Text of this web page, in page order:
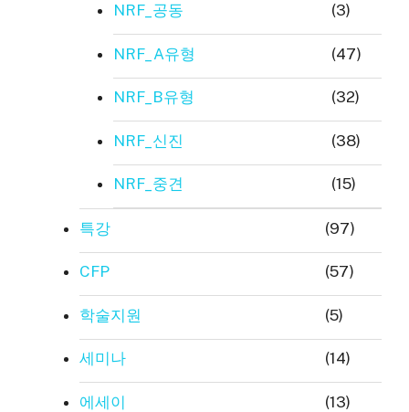
NRF_공동 (3)
NRF_A유형 (47)
NRF_B유형 (32)
NRF_신진 (38)
NRF_중견 (15)
특강 (97)
CFP (57)
학술지원 (5)
세미나 (14)
에세이 (13)